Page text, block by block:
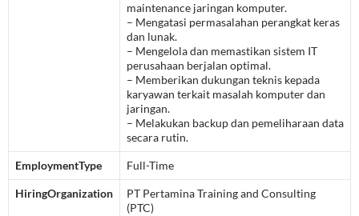
maintenance jaringan komputer.
– Mengatasi permasalahan perangkat keras
dan lunak.
– Mengelola dan memastikan sistem IT
perusahaan berjalan optimal.
– Memberikan dukungan teknis kepada
karyawan terkait masalah komputer dan
jaringan.
– Melakukan backup dan pemeliharaan data
secara rutin.
EmploymentType Full-Time
HiringOrganization
PT Pertamina Training and Consulting
(PTC)